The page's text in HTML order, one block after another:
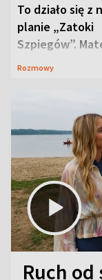
To działo się z
planie „Zatoki
Szpiegów”.
Janicki odsłonił
Rozmowy
Ruch od